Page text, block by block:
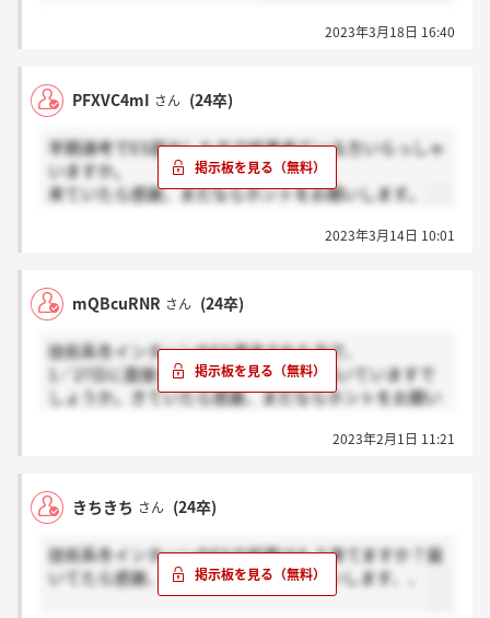
2023年3月18日 16:40
PFXVC4mI さん (24卒)
早期選考でES提出した方で結果来ている方いらっしゃ
いますか。
来ていたら感謝、まだならホントをお願いします。
2023年3月14日 10:01
mQBcuRNR さん (24卒)
技術系冬インターンのES通過された方で、
1／27日に面接された方、もう結果は届いていますで
しょうか。きていたら感謝、まだならホントをお願い
2023年2月1日 11:21
きちきち さん (24卒)
技術系冬インターンのESの結果はもう来てますか？届
いてたら感謝、まだならホント？お願いします、、